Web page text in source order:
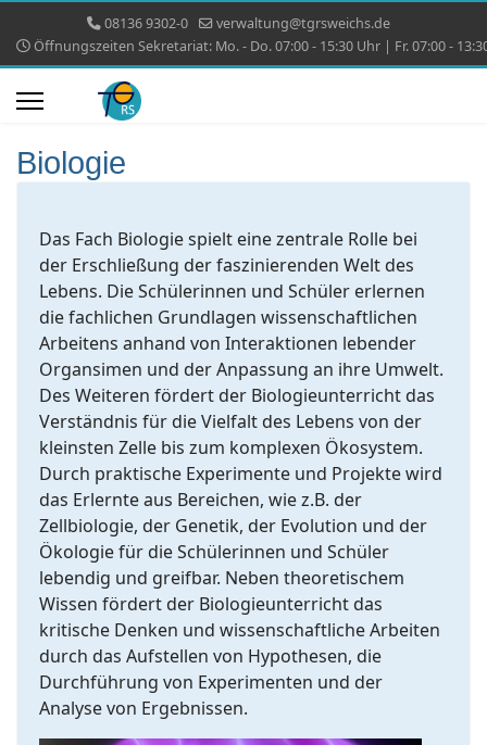
08136 9302-0
verwaltung@tgrsweichs.de
Öffnungszeiten Sekretariat: Mo. - Do. 07:00 - 15:30 Uhr | Fr. 07:00 -
Biologie
Das Fach Biologie spielt eine zentrale Rolle bei
der Erschließung der faszinierenden Welt des
Lebens. Die Schülerinnen und Schüler erlernen
die fachlichen Grundlagen wissenschaftlichen
Arbeitens anhand von Interaktionen lebender
Organsimen und der Anpassung an ihre Umwelt.
Des Weiteren fördert der Biologieunterricht das
Verständnis für die Vielfalt des Lebens von der
kleinsten Zelle bis zum komplexen Ökosystem.
Durch praktische Experimente und Projekte wird
das Erlernte aus Bereichen, wie z.B. der
Zellbiologie, der Genetik, der Evolution und der
Ökologie für die Schülerinnen und Schüler
lebendig und greifbar. Neben theoretischem
Wissen fördert der Biologieunterricht das
kritische Denken und wissenschaftliche Arbeiten
durch das Aufstellen von Hypothesen, die
Durchführung von Experimenten und der
Analyse von Ergebnissen.